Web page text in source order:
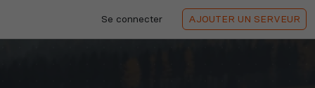
Se connecter AJOUTER UN SERVEUR